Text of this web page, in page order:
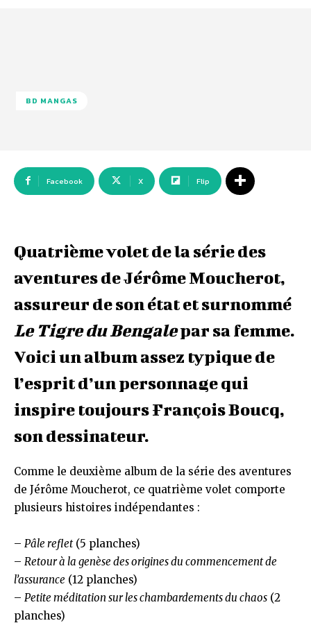
BD MANGAS
Facebook X Flip
Quatrième volet de la série des
aventures de Jérôme Moucherot,
assureur de son état et surnommé
Le Tigre du Bengalepar sa femme.
Voici un album assez typique de
l’esprit d’un personnage qui
inspire toujours François Boucq,
son dessinateur.
Comme le deuxième album de la série des aventures
de Jérôme Moucherot, ce quatrième volet comporte
plusieurs histoires indépendantes :
– Pâle reflet(5 planches)
– Retour à la genèse des origines du commencement de
l’assurance (12 planches)
– Petite méditation sur les chambardements du chaos (2
planches)